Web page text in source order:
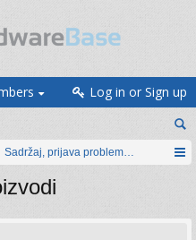
Log in or Sign up
Sadržaj, prijava problema i prijedlozi